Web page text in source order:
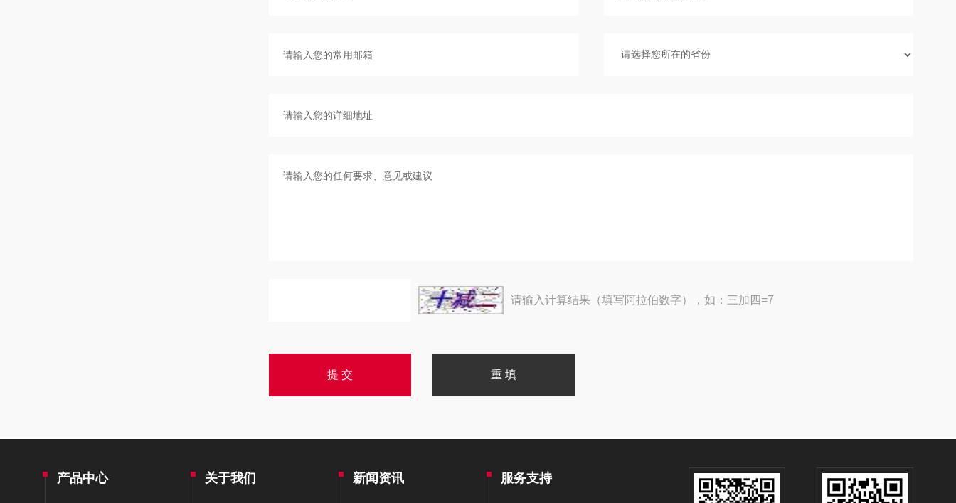
请输入计算结果（填写阿拉伯数字），如：三加四=7
产品中心 关于我们 新闻资讯 服务支持